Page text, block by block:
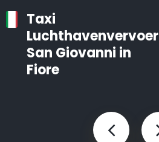
Taxi
Luchthavenvervoer
San Giovanni in
Fiore